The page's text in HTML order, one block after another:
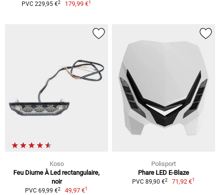
PVC 229,95 €2 179,99 €1
Koso
Feu Diurne À Led rectangulaire,
noir
PVC 69,99 €2 49,97 €1
Polisport
Phare LED E-Blaze
PVC 89,90 €2 71,92 €1